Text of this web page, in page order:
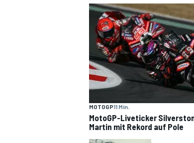
MOTOGP11 Min.
MotoGP-Liveticker
Martin mit Rekord auf Pole